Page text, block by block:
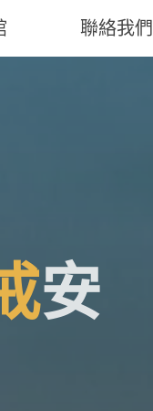
聯絡我們
安